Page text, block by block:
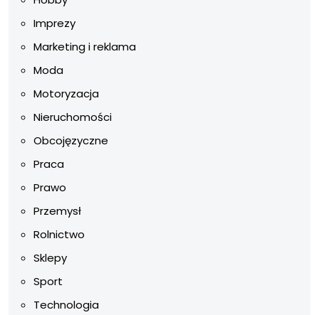
Imprezy
Marketing i reklama
Moda
Motoryzacja
Nieruchomości
Obcojęzyczne
Praca
Prawo
Przemysł
Rolnictwo
Sklepy
Sport
Technologia